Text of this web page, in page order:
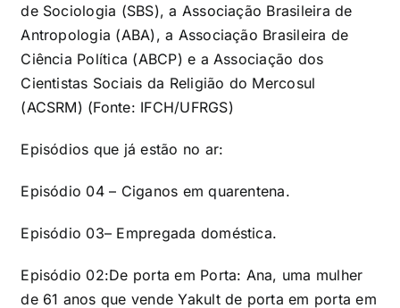
de Sociologia (SBS), a Associação Brasileira de
Antropologia (ABA), a Associação Brasileira de
Ciência Política (ABCP) e a Associação dos
Cientistas Sociais da Religião do Mercosul
(ACSRM) (Fonte: IFCH/UFRGS)
Episódios que já estão no ar:
Episódio 04– Ciganos em quarentena.
Episódio 03– Empregada doméstica.
Episódio 02:De porta em Porta: Ana, uma mulher
de 61 anos que vende Yakult de porta em porta em